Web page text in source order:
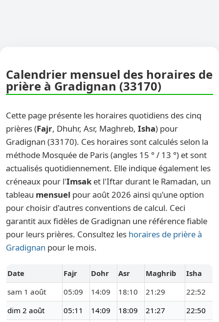
Calendrier mensuel des horaires de
prière à Gradignan (33170)
Cette page présente les horaires quotidiens des cinq
prières (Fajr, Dhuhr, Asr, Maghreb, Isha) pour
Gradignan (33170). Ces horaires sont calculés selon la
méthode Mosquée de Paris (angles 15 ° / 13 °) et sont
actualisés quotidiennement. Elle indique également les
créneaux pour l'Imsak et l'Iftar durant le Ramadan, un
tableau mensuel pour août 2026 ainsi qu'une option
pour choisir d'autres conventions de calcul. Ceci
garantit aux fidèles de Gradignan une référence fiable
pour leurs prières. Consultez les horaires de prière à
Gradignan pour le mois.
Date Fajr Dohr Asr Maghrib
Isha
sam 1 août
05:09 14:09 18:10 21:29
22:52
dim 2 août
05:11 14:09 18:09 21:27 22:50